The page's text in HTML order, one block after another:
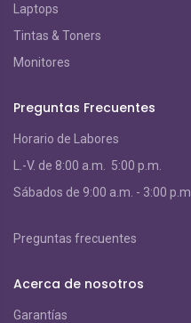
Laptops
Tintas & Toners
Monitores
Preguntas Frecuentes
Horario de Labores
L.-V. de 8:00 a.m. 5:00 p.m.
Sábados de 9:00 a.m. - 3:00 p.m.
Preguntas frecuentes
Acerca de nosotros
Garantías